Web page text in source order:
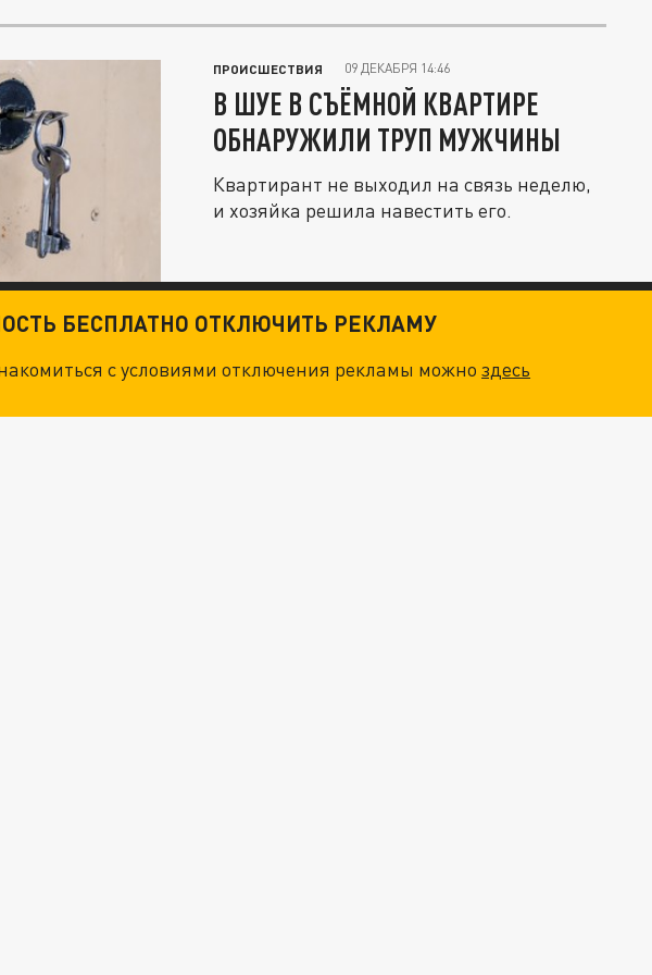
ПРОИСШЕСТВИЯ 09 ДЕКАБРЯ 14:46
В ШУЕ В СЪЁМНОЙ КВАРТИРЕ
ОБНАРУЖИЛИ ТРУП МУЖЧИНЫ
Квартирант не выходил на связь неделю,
и хозяйка решила навестить его.
БЕСПЛАТНО ОТКЛЮЧИТЬ РЕКЛАМУ
с условиями отключения рекламы можноздесь